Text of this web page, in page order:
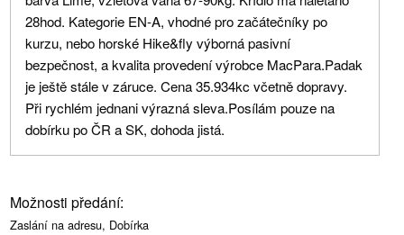
28hod. Kategorie EN-A, vhodné pro začátečníky po
kurzu, nebo horské Hike&fly výborná pasivní
bezpečnost, a kvalita provedení výrobce MacPara.Padak
je ještě stále v záruce. Cena 35.934kc včetně dopravy.
Při rychlém jednani výrazná sleva.Posílám pouze na
dobírku po ČR a SK, dohoda jistá.
Možnosti předání:
Zaslání na adresu, Dobírka